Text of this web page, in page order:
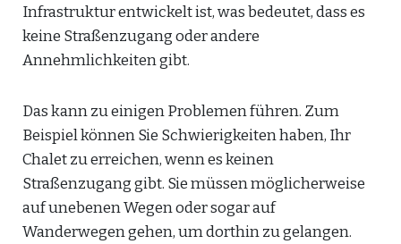
Infrastruktur entwickelt ist, was bedeutet, dass es
keine Straßenzugang oder andere
Annehmlichkeiten gibt.
Das kann zu einigen Problemen führen. Zum
Beispiel können Sie Schwierigkeiten haben, Ihr
Chalet zu erreichen, wenn es keinen
Straßenzugang gibt. Sie müssen möglicherweise
auf unebenen Wegen oder sogar auf
Wanderwegen gehen, um dorthin zu gelangen.